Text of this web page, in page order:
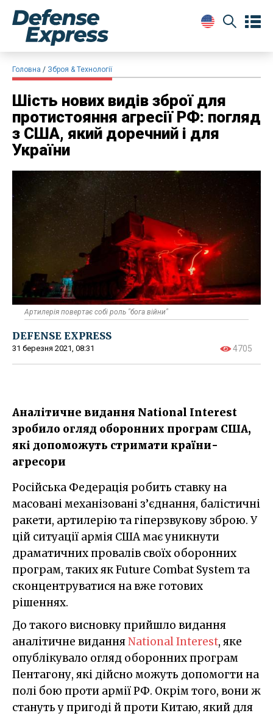
Головна Зброя & Технології
Шість нових видів зброї для
протистояння агресії РФ: погляд
з США, який доречний і для
України
Артилерія повертає собі роль "бога війни"
DEFENSE EXPRESS
31 березня 2021, 08:31 4705
Аналітичне видання National Interest
зробило огляд оборонних програм США,
які допоможуть стримати країни-
агресори
Російська Федерація робить ставку на
масовані механізовані з’єднання, балістичні
ракети, артилерію та гіперзвукову зброю. У
цій ситуації армія США має уникнути
драматичних провалів своїх оборонних
програм, таких як Future Combat System та
сконцентруватися на вже готових
рішеннях.
До такого висновку прийшло видання
аналітичне виданняNational Interest, яке
опублікувало огляд оборонних програм
Пентагону, які дійсно можуть допомогти на
полі бою проти армії РФ. Окрім того, вони ж
стануть у пригоді й проти Китаю, який для